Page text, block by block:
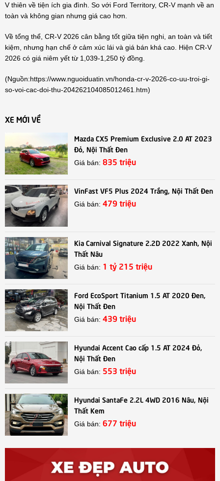
V thiên về tiện ích gia đình. So với Ford Territory, CR-V mạnh về an
toàn và không gian nhưng giá cao hơn.
Về tổng thể, CR-V 2026 cân bằng tốt giữa tiện nghi, an toàn và tiết
kiệm, nhưng hạn chế ở cảm xúc lái và giá bán khá cao. Hiện CR-V
2026 có giá niêm yết từ 1,039-1,250 tỷ đồng.
(Nguồn:https://www.nguoiduatin.vn/honda-cr-v-2026-co-uu-troi-gi-
so-voi-cac-doi-thu-204262104085012461.htm)
XE MỚI VỀ
Mazda CX5 Premium Exclusive 2.0 AT 2023
Đỏ, Nội Thất Đen
Giá bán:835 triệu
VinFast VF5 Plus 2024 Trắng, Nội Thất Đen
Giá bán:479 triệu
Kia Carnival Signature 2.2D 2022 Xanh, Nội
Thất Nâu
Giá bán: 1 tỷ 215 triệu
Ford EcoSport Titanium 1.5 AT 2020 Đen,
Nội Thất Đen
Giá bán:439 triệu
Hyundai Accent Cao cấp 1.5 AT 2024 Đỏ,
Nội Thất Đen
Giá bán: 553 triệu
Hyundai SantaFe 2.2L 4WD 2016 Nâu, Nội
Thất Kem
Giá bán:677 triệu